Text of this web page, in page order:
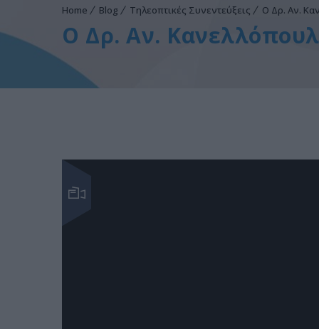
Home Blog Τηλεοπτικές Συνεντεύξεις Ο Δρ. Αν.
Ο Δρ. Αν.